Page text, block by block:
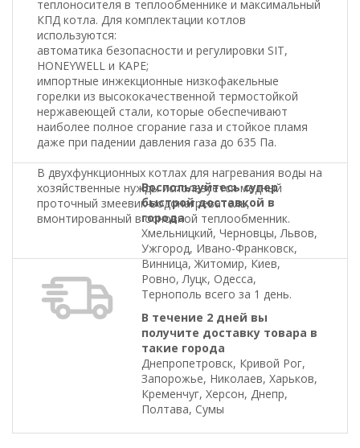
теплоносителя в теплообменнике и максимальный
КПД котла. Для комплектации котлов
используются:
автоматика безопасности и регулировки SIT,
HONEYWELL и KAРE;
импортные инжекционные низкофакельные
горелки из высококачественной термостойкой
нержавеющей стали, которые обеспечивают
наиболее полное сгорание газа и стойкое пламя
даже при падении давления газа до 635 Па.
В двухфункционных котлах для нагревания воды на
хозяйственные нужды используется медный
проточный змеевик-водонагреватель,
вмонтированный в основной теплообменник.
Воспользуйтесь супер
быстрой доставкой в
города
Хмельницкий, Черновцы, Львов,
Ужгород, Ивано-Франковск,
Винница, Житомир, Киев,
Ровно, Луцк, Одесса,
Тернополь всего за 1 день.
В течение 2 дней вы
получите доставку товара в
такие города
Днепропетровск, Кривой Рог,
Запорожье, Николаев, Харьков,
Кременчуг, Херсон, Днепр,
Полтава, Сумы